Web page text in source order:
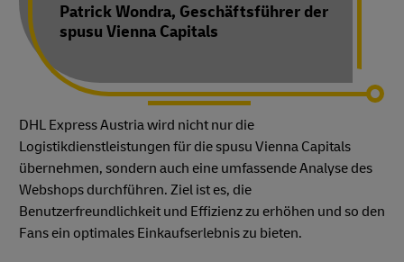
Patrick Wondra, Geschäftsführer der
spusu Vienna Capitals
DHL Express Austria wird nicht nur die
Logistikdienstleistungen für die spusu Vienna Capitals
übernehmen, sondern auch eine umfassende Analyse des
Webshops durchführen. Ziel ist es, die
Benutzerfreundlichkeit und Effizienz zu erhöhen und so den
Fans ein optimales Einkaufserlebnis zu bieten.